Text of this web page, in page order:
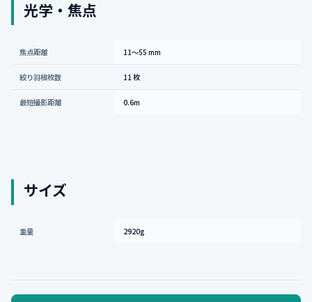
光学・焦点
焦点距離 11〜55 mm
絞り羽根枚数 11 枚
最短撮影距離 0.6m
サイズ
重量 2920g